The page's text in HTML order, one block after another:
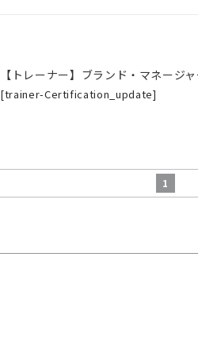
【トレーナー】ブランド・マネージ
[trainer-Certification_update]
1